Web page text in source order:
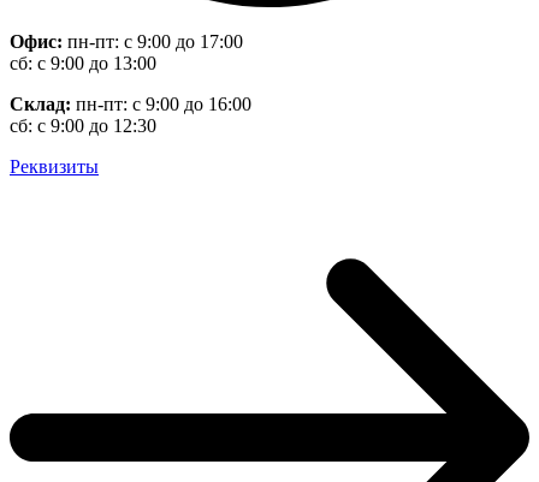
Офис: пн-пт: с 9:00 до 17:00
сб: с 9:00 до 13:00
Склад: пн-пт: с 9:00 до 16:00
сб: с 9:00 до 12:30
Реквизиты